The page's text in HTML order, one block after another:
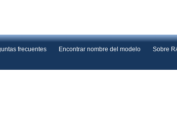
frecuentes Encontrar nombre del modelo Sobre